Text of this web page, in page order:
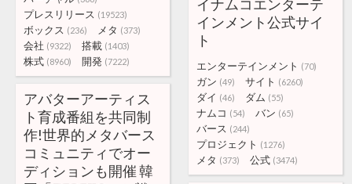
プレスリリース (19523)
ボックス (236) メタ (373)
会社 (9322) 搭載 (1403)
株式 (8960) 開発 (7222)
イナムコエンターテ
インメント公式サイ
ト
エンターテインメント (70)
ガン (49) サイト (6260)
ダイ (46) ダム (55)
ナムコ (54) バン (65)
バース (244)
プロジェクト (1276)
メタ (373) 公式 (3474)
アバターアーティス
ト育成番組を共同制
作!世界的メタバース
コミュニティでオー
ディションも開催 韓